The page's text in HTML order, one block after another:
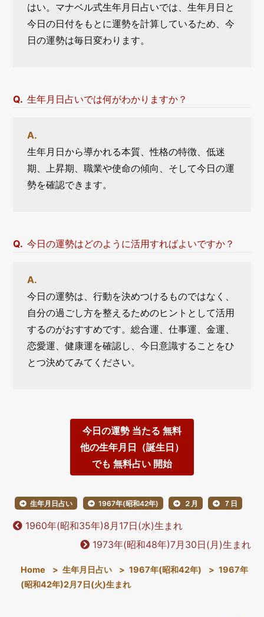
はい。マナベル式生年月日占いでは、生年月日と
今日の日付をもとに運勢を計算しているため、今
日の運勢は毎日変わります。
生年月日占いでは何がわかりますか？
生年月日から導かれる本質、性格の特徴、低迷
期、上昇期、職業や使命の傾向、そして今日の運
勢を確認できます。
今日の運勢はどのように活用すればよいですか？
今日の運勢は、行動を決めつけるものではなく、
自分の過ごし方を整えるためのヒントとして活用
するのがおすすめです。総合運、仕事運、金運、
恋愛運、健康運を確認し、今日意識することをひ
とつ決めてみてください。
今日の運勢 当たる 無料
他の生年月日（誕生日）
でも 無料占い 開始
生年月日占い 1967年(昭和42年) ２月 ７日
1960年(昭和35年)8月17日(水)生まれ
1973年(昭和48年)7月30日(月)生まれ
Home > 生年月日占い > 1967年(昭和42年) > 1967年
(昭和42年)2月7日(火)生まれ